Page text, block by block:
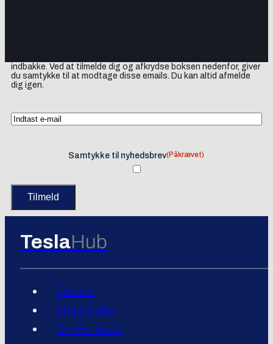
indbakke. Ved at tilmelde dig og afkrydse boksen nedenfor, giver
du samtykke til at modtage disse emails. Du kan altid afmelde
dig igen.
Samtykke til nyhedsbrev(Påkrævet)
TeslaHub
Forside
Elbils index
Om Ev-news